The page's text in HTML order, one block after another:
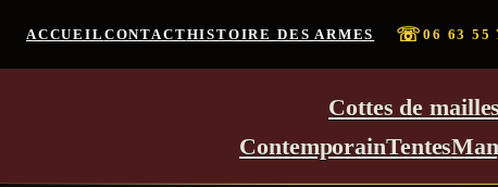
ACCUEIL CONTACTHISTOIRE DES ARMES ☏06 63 55
Cottes de mailles
ContemporainTentes